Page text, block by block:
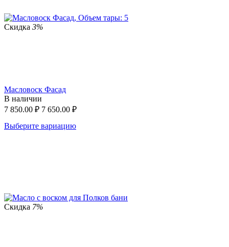
Скидка 3%
Масловоск Фасад
В наличии
7 850.00 ₽ 7 650.00 ₽
Выберите вариацию
Скидка 7%